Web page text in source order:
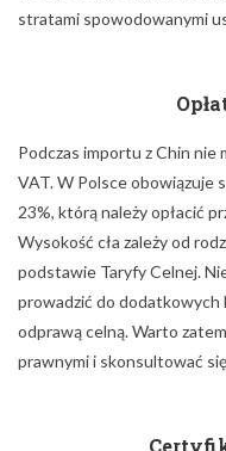
stratami spowodowanymi
Podczas importu z Chin nie
VAT. W Polsce obowiązuje
23%, którą należy opłacić
Wysokość cła zależy od
podstawie Taryfy Celnej.
prowadzić do
odprawą celną. Warto
prawnymi i skonsultować